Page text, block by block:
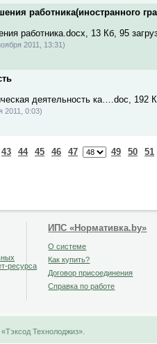
работника(иностранного
работника.docx, 13 Кб, 95
2011, 13:31)
деятельность ка….doc, 192
2011, 0:03)
43 44 45 46 47 49 50 51
ресурса
ИПС «Нормативка.by»
О системе
Как купить?
Договор присоединения
Справка по работе
Технолоджиз».